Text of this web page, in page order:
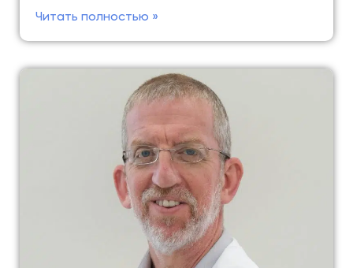
Читать полностью »